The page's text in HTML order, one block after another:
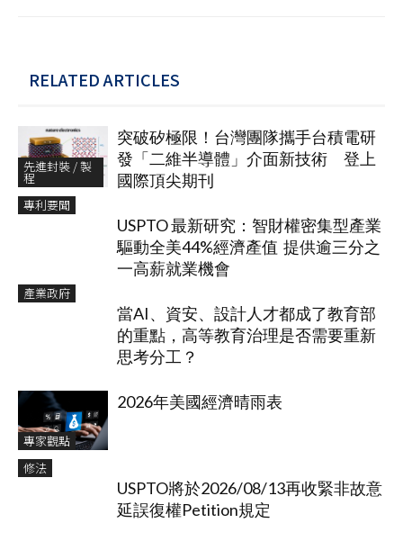
RELATED ARTICLES
先進封裝 / 製
程
突破矽極限！台灣團隊攜手台積電研
發「二維半導體」介面新技術 登上
國際頂尖期刊
專利要聞
USPTO 最新研究：智財權密集型產業
驅動全美44%經濟產值 提供逾三分之
一高薪就業機會
產業政府
當AI、資安、設計人才都成了教育部
的重點，高等教育治理是否需要重新
思考分工？
專家觀點
2026年美國經濟晴雨表
修法
USPTO將於2026/08/13再收緊非故意
延誤復權Petition規定